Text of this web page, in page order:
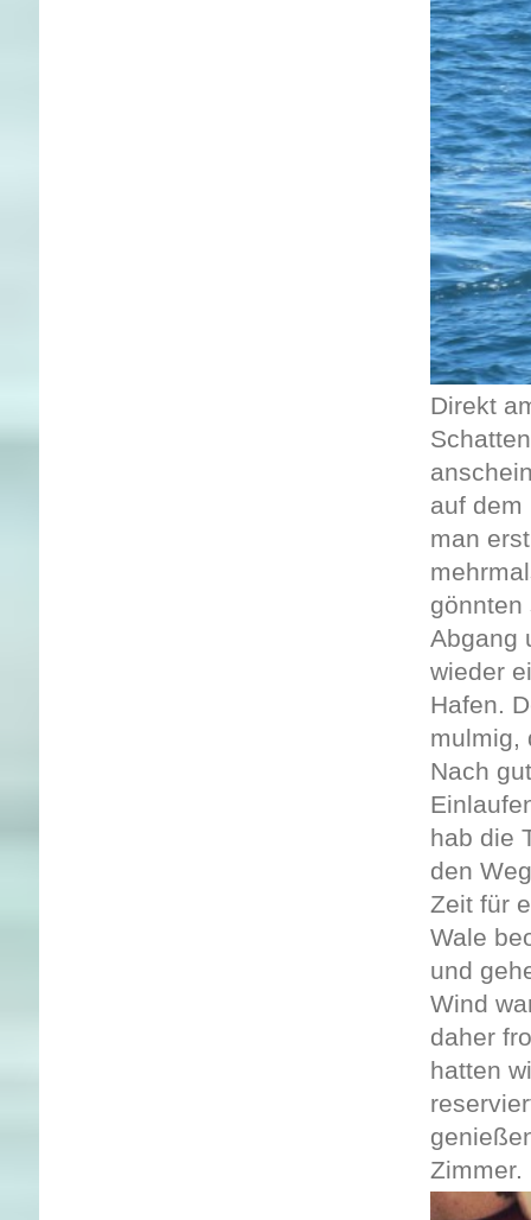
Direkt
auf dem
man
gönnten
Abgang
wieder
Hafen.
mulmig,
Nach
hab die
den
Zeit für
Wale
und
Wind
daher
hatten
Zimmer.